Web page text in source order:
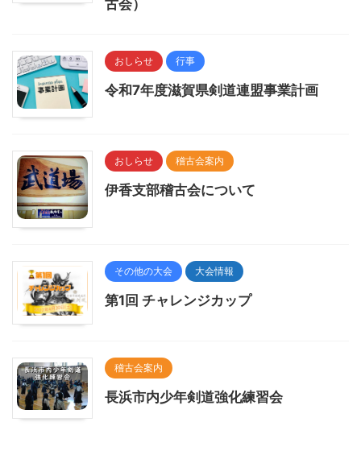
古会）
おしらせ 行事
令和7年度滋賀県剣道連盟事業計画
おしらせ 稽古会案内
伊香支部稽古会について
その他の大会 大会情報
第1回 チャレンジカップ
稽古会案内
長浜市内少年剣道強化練習会